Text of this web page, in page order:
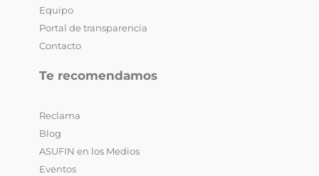
Equipo
Portal de transparencia
Contacto
Te recomendamos
Reclama
Blog
ASUFIN en los Medios
Eventos